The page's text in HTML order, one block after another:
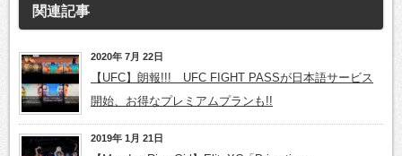
関連記事
2020年 7月 22日
【UFC】朗報!!! UFC FIGHT PASSが日本語サービス
開始、お得なプレミアムプランも!!
2019年 1月 21日